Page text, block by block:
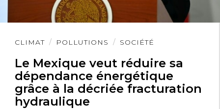
CLIMAT POLLUTIONS SOCIÉTÉ
Le Mexique veut réduire sa
dépendance énergétique
grâce à la décriée fracturation
hydraulique
Lire